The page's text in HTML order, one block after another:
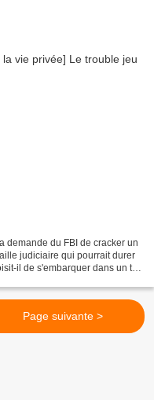
demande du FBI de cracker un
judiciaire qui pourrait durer
il de s'embarquer dans un tel
Page suivante >